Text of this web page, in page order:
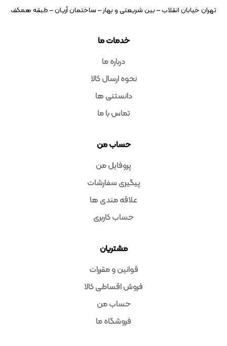
خدمات ما
درباره ما
نحوه ارسال کالا
دانستنی ها
تماس با ما
حساب من
پروفایل من
پیگیری سفارشات
علاقه مندی ها
حساب کاربری
مشتریان
قوانین و مقررات
فروش اقساطی کالا
حساب من
فروشگاه ما
تهران خیابان انقلاب – بین شریعتی و بهار – ساختمان آریان – طبقه همکف